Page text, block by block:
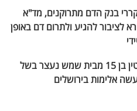
בנק הדם מתרוקנים, מד"א
לציבור להגיע ולתרום דם באופן
קטין בן 15 מבית שמש נעצר בשל
אלימות בירושלים